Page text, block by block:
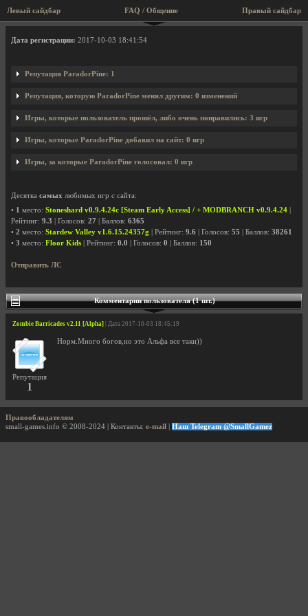
Левый сайдбар Правый сайдбар
FAQ / Общение
Профиль пользователя ParadorPine
Дата регистрации: 2017-10-03 18:41:54
Репутация ParadorPine: 1
Репутация, которую ParadorPine менял другим: 0 изменений
Игры, которые пользователь прошёл, либо очень понравились: 3 игр
Игры, которые ParadorPine добавил на сайт: 0 игр
Игры, за которые ParadorPine голосовал: 0 игр
Десятка самых любимых игр с сайта:
• 1 место: Stoneshard v0.9.4.24c [Steam Early Access] / + MODBRANCH v0.9.4.24
Рейтинг: 9.3 | Голосов: 27 | Баллов: 6365
• 2 место: Stardew Valley v1.6.15.24357g | Рейтинг: 9.6 | Голосов: 55 | Баллов: 38261
• 3 место: Floor Kids | Рейтинг: 0.0 | Голосов: 0 | Баллов: 150
Отправить ЛС
Комментарии пользователя (1 шт.)
Zombie Barricades v2.11 [Alpha] | Дата 2017-10-03 18:45:19
Репутация
1
Норм.Много богов,но это Альфа все таки))
Правообладателям
small-games.info © 2008-2024 | Контакты: e-mail Наш Telegram @SmallGamez